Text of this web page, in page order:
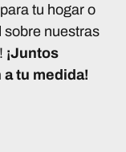
tu hogar o
sobre nuestras
¡Juntos
tu medida!